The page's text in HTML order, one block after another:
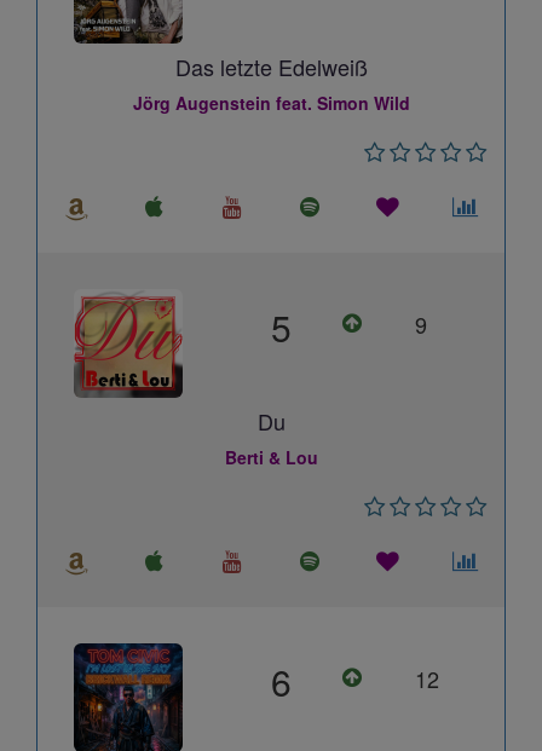
Das letzte Edelweiß
Jörg Augenstein feat. Simon Wild
5 9
Du
Berti & Lou
6 12